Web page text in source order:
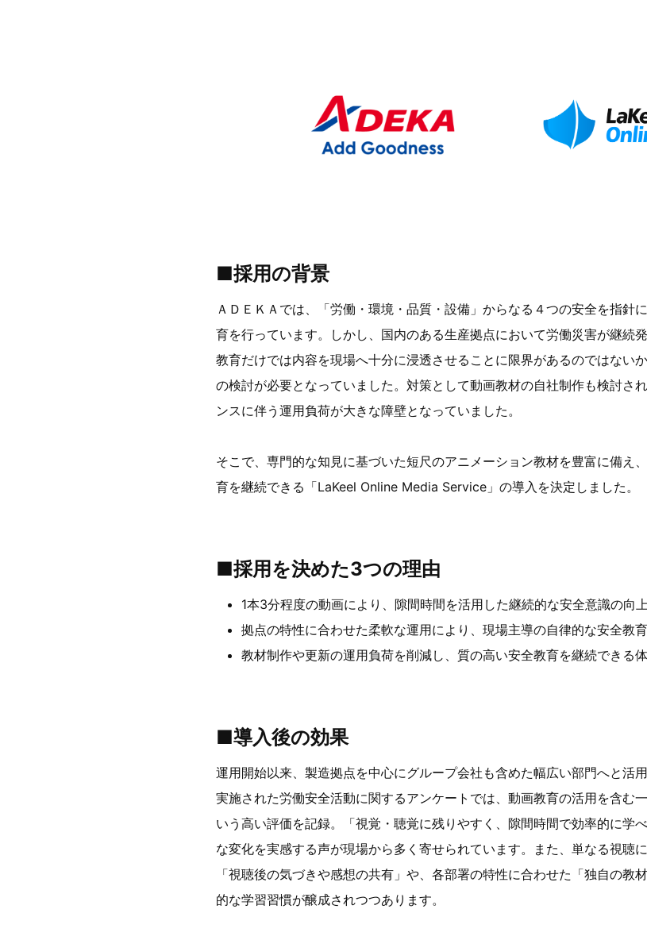
■採用の背景
ＡＤＥＫＡでは、「労働・環境・品質・設備」からなる４つの安全を指針
育を行っています。しかし、国内のある生産拠点において労働災害が継続
教育だけでは内容を現場へ十分に浸透させることに限界があるのではない
の検討が必要となっていました。対策として動画教材の自社制作も検討さ
ンスに伴う運用負荷が大きな障壁となっていました。
そこで、専門的な知見に基づいた短尺のアニメーション教材を豊富に備え
育を継続できる「LaKeel Online Media Service」の導入を決定しました。
■採用を決めた3つの理由
1本3分程度の動画により、隙間時間を活用した継続的な安全意識の向
拠点の特性に合わせた柔軟な運用により、現場主導の自律的な安全教
教材制作や更新の運用負荷を削減し、質の高い安全教育を継続できる
■導入後の効果
運用開始以来、製造拠点を中心にグループ会社も含めた幅広い部門へと活
実施された労働安全活動に関するアンケートでは、動画教育の活用を含む
いう高い評価を記録。「視覚・聴覚に残りやすく、隙間時間で効率的に学
な変化を実感する声が現場から多く寄せられています。また、単なる視聴
「視聴後の気づきや感想の共有」や、各部署の特性に合わせた「独自の教
的な学習習慣が醸成されつつあります。